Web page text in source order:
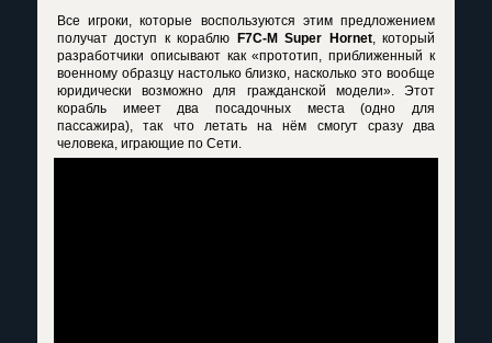
Все игроки, которые воспользуются этим предложением
получат доступ к кораблю
F7C-M Super Hornet, который
разработчики описывают как «прототип, приближенный к
военному образцу настолько близко, насколько это вообще
юридически возможно для гражданской модели». Этот
корабль имеет два посадочных места (одно для
пассажира), так что летать на нём смогут сразу два
человека, играющие по Сети.